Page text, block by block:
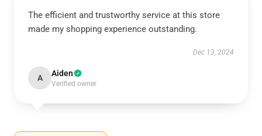
The efficient and trustworthy service at this store
made my shopping experience outstanding.
Dec 13, 2024
A Aiden
Verified owner